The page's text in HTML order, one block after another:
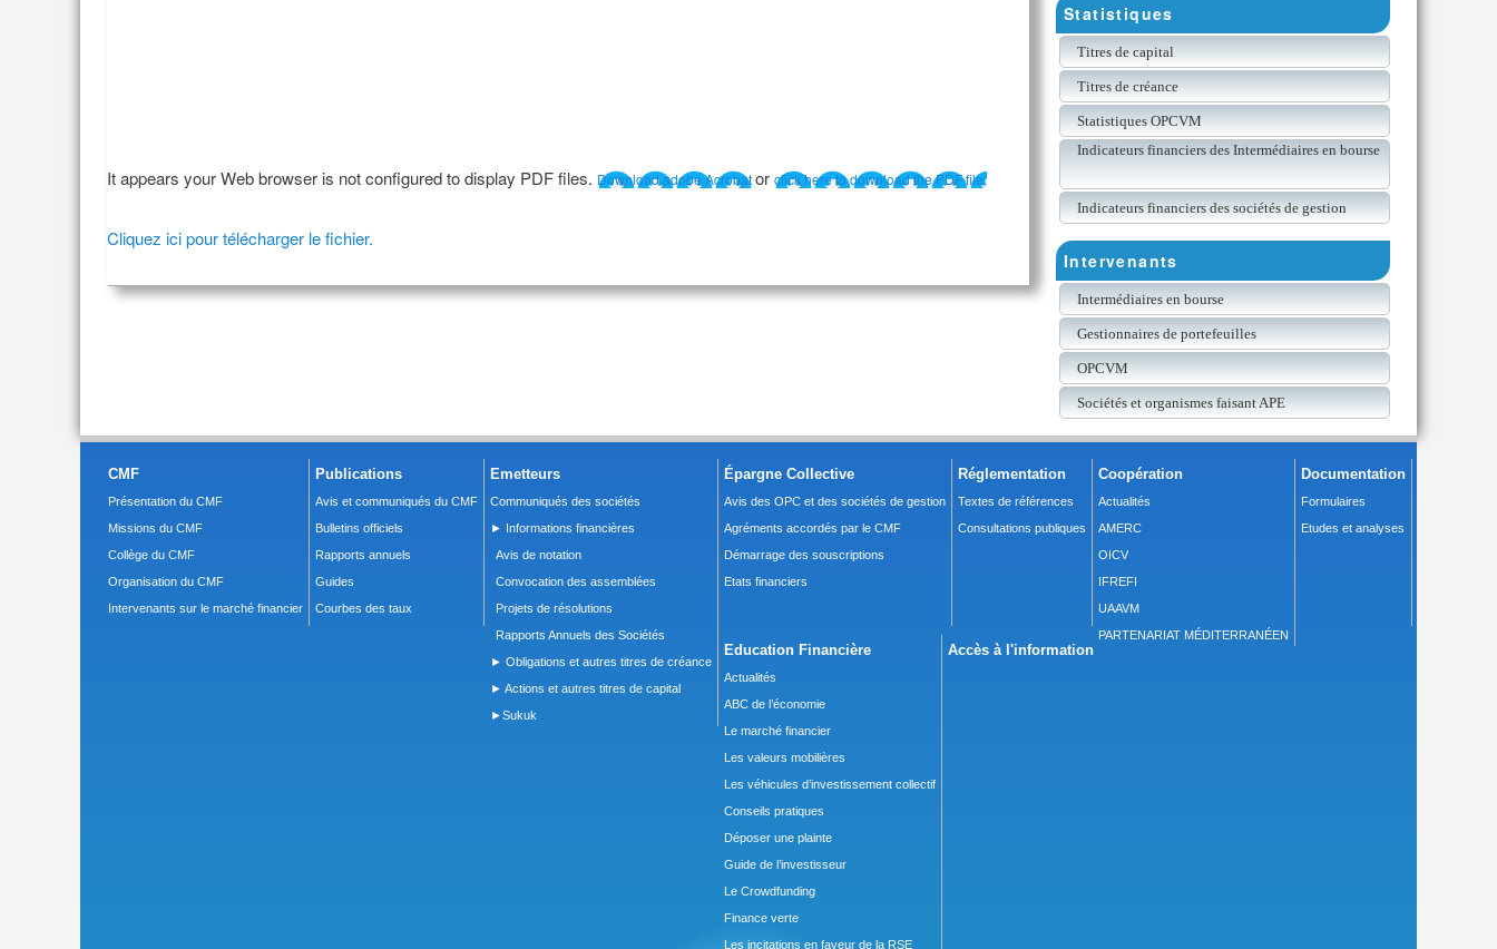
It appears your Web browser is not configured to display PDF files. Download adobe Acrobator click here to download the PDF file.
Cliquez ici pour télécharger le fichier.
Statistiques
Titres de capital
Titres de créance
Statistiques OPCVM
Indicateurs financiers des Intermédiaires en bourse
Indicateurs financiers des sociétés de gestion
Intervenants
Intermédiaires en bourse
Gestionnaires de portefeuilles
OPCVM
Sociétés et organismes faisant APE
CMF
Présentation du CMF
Missions du CMF
Collège du CMF
Organisation du CMF
Intervenants sur le marché financier
Publications
Avis et communiqués du CMF
Bulletins officiels
Rapports annuels
Guides
Courbes des taux
Emetteurs
Communiqués des sociétés
► Informations financières
Avis de notation
Convocation des assemblées
Projets de résolutions
Rapports Annuels des Sociétés
► Obligations et autres titres de créance
► Actions et autres titres de capital
►Sukuk
Épargne Collective
Avis des OPC et des sociétés de gestion
Agréments accordés par le CMF
Démarrage des souscriptions
Etats financiers
Réglementation
Textes de références
Consultations publiques
Coopération
Actualités
AMERC
OICV
IFREFI
UAAVM
PARTENARIAT MÉDITERRANÉEN
Documentation
Formulaires
Etudes et analyses
Education Financière
Actualités
ABC de l’économie
Le marché financier
Les valeurs mobilières
Les véhicules d’investissement collectif
Conseils pratiques
Déposer une plainte
Guide de l’investisseur
Le Crowdfunding
Finance verte
Les incitations en faveur de la RSE
Accès à l'information